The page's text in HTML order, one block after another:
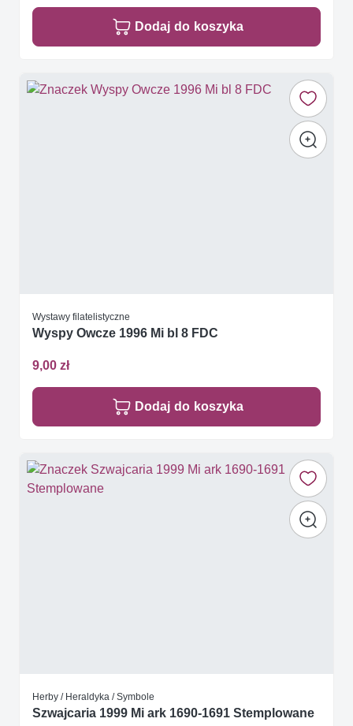
Dodaj do koszyka
Wystawy filatelistyczne
Wyspy Owcze 1996 Mi bl 8 FDC
9,00 zł
Dodaj do koszyka
Herby / Heraldyka / Symbole
Szwajcaria 1999 Mi ark 1690-1691 Stemplowane